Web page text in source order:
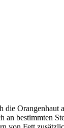
bestimmten